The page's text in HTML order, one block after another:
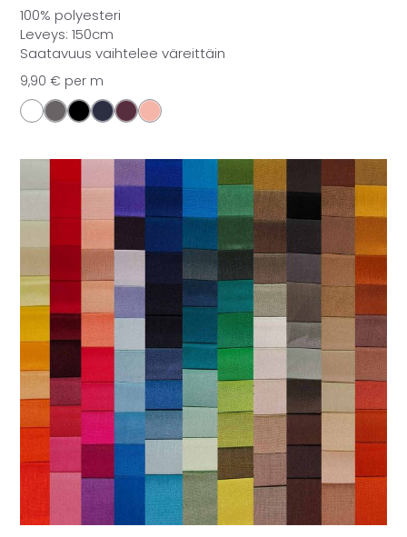
100% polyesteri
Leveys: 150cm
Saatavuus vaihtelee väreittäin
9,90€ per m